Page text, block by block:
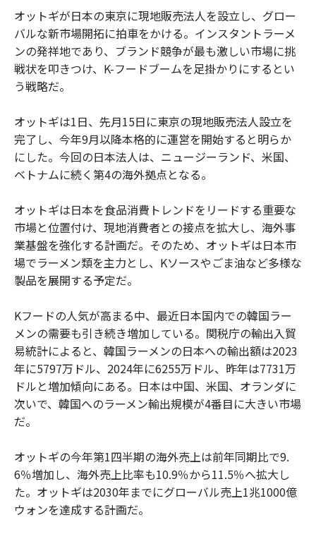
オットギが日本の東京に現地販売法人を設立し、グロー
バルな新市場開拓に拍車をかける。インスタントラーメ
ンの発祥地であり、ブランド競争が最も激しい市場に挑
戦状を叩きつけ、K-フードブームを足掛かりにするとい
う戦略だ。
オットギは1日、先月15日に東京の現地販売法人設立を
完了し、今年9月以降本格的に運営を開始すると明らか
にした。今回の日本法人は、ニュージーランド、米国、
ベトナムに続く第4の海外拠点となる。
オットギは日本を食品消費トレンドをリードする重要な
市場と位置付け、現地消費者との接点を拡大し、海外事
業基盤を強化する計画だ。そのため、オットギは日本市
場でラーメン類を主力とし、Kソースやごま油など多様な
製品を展開する予定だ。
Kフードの人気が高まる中、最近日本国内での韓国ラー
メンの需要も引き続き増加している。関税庁の輸出入貿
易統計によると、韓国ラーメンの日本への輸出額は2023
年に5797万ドル、2024年に6255万ドル、昨年は7731万
ドルと増加傾向にある。日本は中国、米国、オランダに
次いで、韓国へのラーメン輸出規模が4番目に大きい市場
だ。
オットギの今年第1四半期の海外売上は前年同期比で9.
6％増加し、海外売上比率も10.9％から11.5％へ拡大し
た。オットギは2030年までにグローバル売上1兆1000億
ウォンを達成する計画だ。